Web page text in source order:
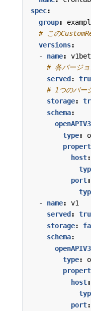
spec:
group:
# この
versions:
- name:
# 各バージ
served :
# 1つのバー
storage:
schema:
type:
host:
port:
- name:
v1
served :
storage:
schema:
type:
host:
port: